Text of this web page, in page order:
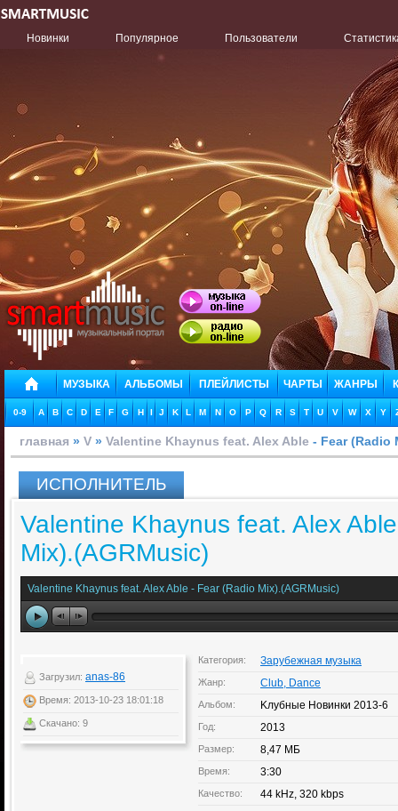
Новинки Популярное Пользователи
МУЗЫКА АЛЬБОМЫ ПЛЕЙЛИСТЫ ЧАРТЫ ЖАНРЫ
0-9 A B C D E F G H I J K L M N O P Q R S T U V W X Y
главная » V » Valentine Khaynus feat. Alex Able - Fear (Radio
ИСПОЛНИТЕЛЬ
Valentine Khaynus feat. Alex
Mix).(AGRMusic)
Valentine Khaynus feat. Alex Able - Fear (Radio Mix).(AGRMusic)
Загрузил: anas-86
Время: 2013-10-23 18:01:18
Скачано: 9
Категория: Зарубежная музыка
Жанр: Club, Dance
Альбом: Kлубные Новинки 2013-6
Год: 2013
Размер: 8,47 МБ
Время: 3:30
Качество: 44 kHz, 320 kbps